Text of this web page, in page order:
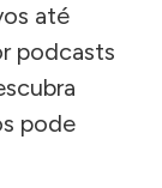
até
podcasts
pode